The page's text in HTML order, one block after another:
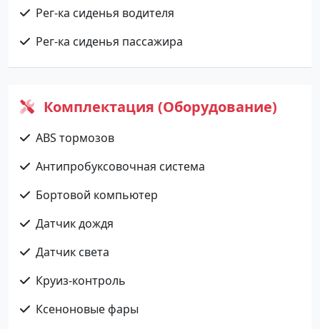
Рег-ка сиденья водителя
Рег-ка сиденья пассажира
Комплектация (Оборудование)
ABS тормозов
Антипробуксовочная система
Бортовой компьютер
Датчик дождя
Датчик света
Круиз-контроль
Ксеноновые фары